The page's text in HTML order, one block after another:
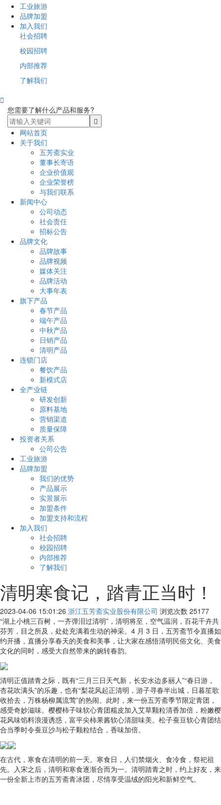
工业旅游
品牌加盟
加入我们
社会招聘
校园招聘
内部推荐
了解我们

您需要了解什么产品和服务?
网站首页
关于我们
五芳斋实业
董事长寄语
企业价值观
企业荣誉榜
与我们联系
新闻中心
公司动态
社会责任
招标公告
品牌文化
品牌故事
品牌视频
媒体关注
品牌活动
大事年表
旗下产品
春节产品
端午产品
中秋产品
日销产品
清明产品
连锁门店
餐饮产品
新模式店
全产业链
研发创新
原料基地
营销渠道
质量保障
投资者关系
公司公告
工业旅游
品牌加盟
我们的优势
产品展示
实景展示
加盟条件
加盟支持和流程
加入我们
社会招聘
校园招聘
内部推荐
了解我们
清明寒食记，踏青正当时！
2023-04-06 15:01:26 浙江五芳斋实业股份有限公司 浏览次数 25177
“湖上小桃三百树，一齐弹泪过清明”，清明将至，空气温润，百花千卉共
芬芳，目之所及，处处充满着生动的神采。4 月 3 日，五芳斋节令直播如
约开播，直播分享春天的美食和美事，让大家在感悟清明民俗文化、美食
文化的同时，感受大自然带来的婉转春韵。
清明正值踏青之际，既有“三月三日天气新，长安水边多丽人”“春日游，
杏花吹满头”的乐趣，也有“梨花风起正清明，游子寻春半出城，日暮笙歌
收拾去，万株杨柳属流莺”的热闹。此时，来一份五芳斋季节限定青团，
感受奇妙滋味。樱樱柿子味软心青团糯皮加入艾草颗粒清香加倍，粉嫩樱
花风味馅料浪漫诱惑，富平尖柿果酱软心清甜味美。松子蚕豆软心青团结
合当季时令蚕豆沙与松子颗粒结合，香味加倍。
在古代，寒食在清明的前一天。寒食日，人们禁烟火、食冷食，祭祀祖
先。入宋之后，清明和寒食逐渐合而为一。清明踏青之时，约上好友，来
一份全新上市的五芳斋青冰团，尽情享受温绒的阳光和新鲜空气。